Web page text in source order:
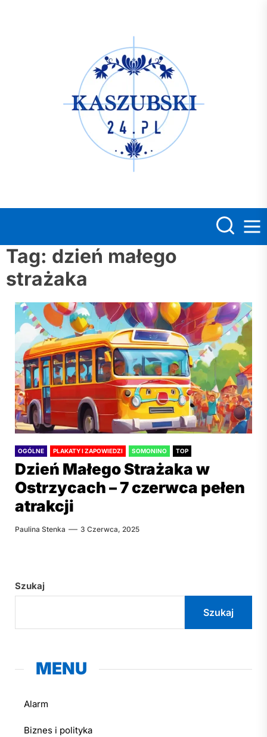
Tag: dzień małego
strażaka
OGÓLNE PLAKATY I ZAPOWIEDZI SOMONINO TOP
Dzień Małego Strażaka w
Ostrzycach – 7 czerwca pełen
atrakcji
Paulina Stenka 3 Czerwca, 2025
Szukaj
Szukaj
MENU
Alarm
Biznes i polityka